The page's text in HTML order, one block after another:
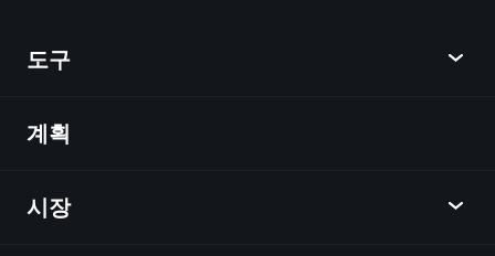
도구
발견
차트
계획
시장